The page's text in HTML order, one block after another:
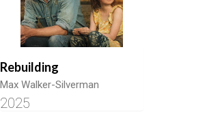
Rebuilding
Max Walker-Silverman
2025